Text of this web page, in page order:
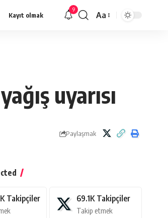
Kayıt olmak
9
Yazı
Aa
uyarısı
Paylaşmak
Takipçiler 69.1K Takipçiler
Takip etmek